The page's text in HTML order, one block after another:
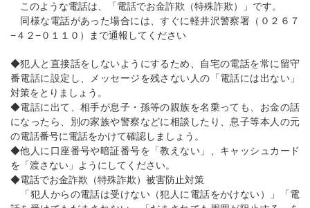
このような電話は、「電話でお金詐欺（特殊詐欺）」です。
同様な電話があった場合には、すぐに軽井沢警察署（０２６７
−４２−０１１０）まで通報してください
◆犯人と直接話をしないようにするため、自宅の電話を常に留守
番電話に設定し、メッセージを残さない人の「電話には出ない」
対策をとりましょう。
◆電話に出て、相手が息子・孫等の親族を名乗っても、お金の話
になったら、別の家族や警察などに相談したり、息子等本人の元
の電話番号に電話をかけて確認しましょう。
◆他人に口座番号や暗証番号を「教えない」、キャッシュカード
を「渡さない」ようにしてください。
◆電話でお金詐欺（特殊詐欺）被害防止対策
「犯人からの電話は受けない（犯人に電話をかけない）」「電